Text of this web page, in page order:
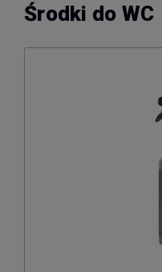
Środki do WC